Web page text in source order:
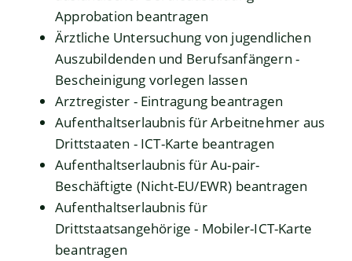
Approbation beantragen
Ärztliche Untersuchung von jugendlichen
Auszubildenden und Berufsanfängern -
Bescheinigung vorlegen lassen
Arztregister - Eintragung beantragen
Aufenthaltserlaubnis für Arbeitnehmer aus
Drittstaaten - ICT-Karte beantragen
Aufenthaltserlaubnis für Au-pair-
Beschäftigte (Nicht-EU/EWR) beantragen
Aufenthaltserlaubnis für
Drittstaatsangehörige - Mobiler-ICT-Karte
beantragen